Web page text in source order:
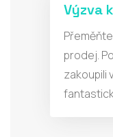
Výzva
prodej.
zakoupili